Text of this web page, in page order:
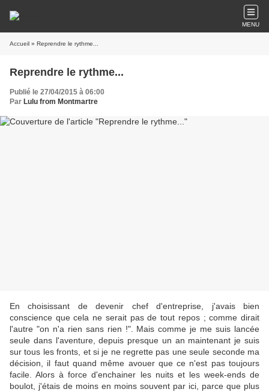
MENU
Accueil » Reprendre le rythme...
Reprendre le rythme...
Publié le 27/04/2015 à 06:00
Par Lulu from Montmartre
En choisissant de devenir chef d'entreprise, j'avais bien
conscience que cela ne serait pas de tout repos ; comme dirait
l'autre "on n'a rien sans rien !". Mais comme je me suis lancée
seule dans l'aventure, depuis presque un an maintenant je suis
sur tous les fronts, et si je ne regrette pas une seule seconde ma
décision, il faut quand même avouer que ce n'est pas toujours
facile. Alors à force d'enchainer les nuits et les week-ends de
boulot, j'étais de moins en moins souvent par ici, parce que plus